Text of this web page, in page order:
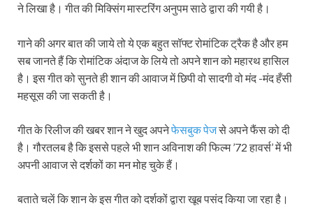
ने लिखा है। गीत की मिक्सिंग मास्टरिंग अनुपम साठे द्वारा की गयी है।
गाने की अगर बात की जाये तो ये एक बहुत सॉफ्ट रोमांटिक ट्रैक है और हम
सब जानते हैं कि रोमांटिक अंदाज के लिये तो अपने शान को महारथ हासिल
है। इस गीत को सुनते ही शान की आवाज में छिपी वो सादगी वो मंद -मंद हँसी
महसूस की जा सकती है।
गीत के रिलीज की खबर शान ने खुद अपनेफेसबुक पेजसे अपने फैंस को दी
है। गौरतलब है कि इससे पहले भी शान अविनाश की फिल्म ’72 हावर्स’ में भी
अपनी आवाज से दर्शकों का मन मोह चुके हैं।
बताते चलें कि शान के इस गीत को दर्शकों द्वारा खूब पसंद किया जा रहा है।